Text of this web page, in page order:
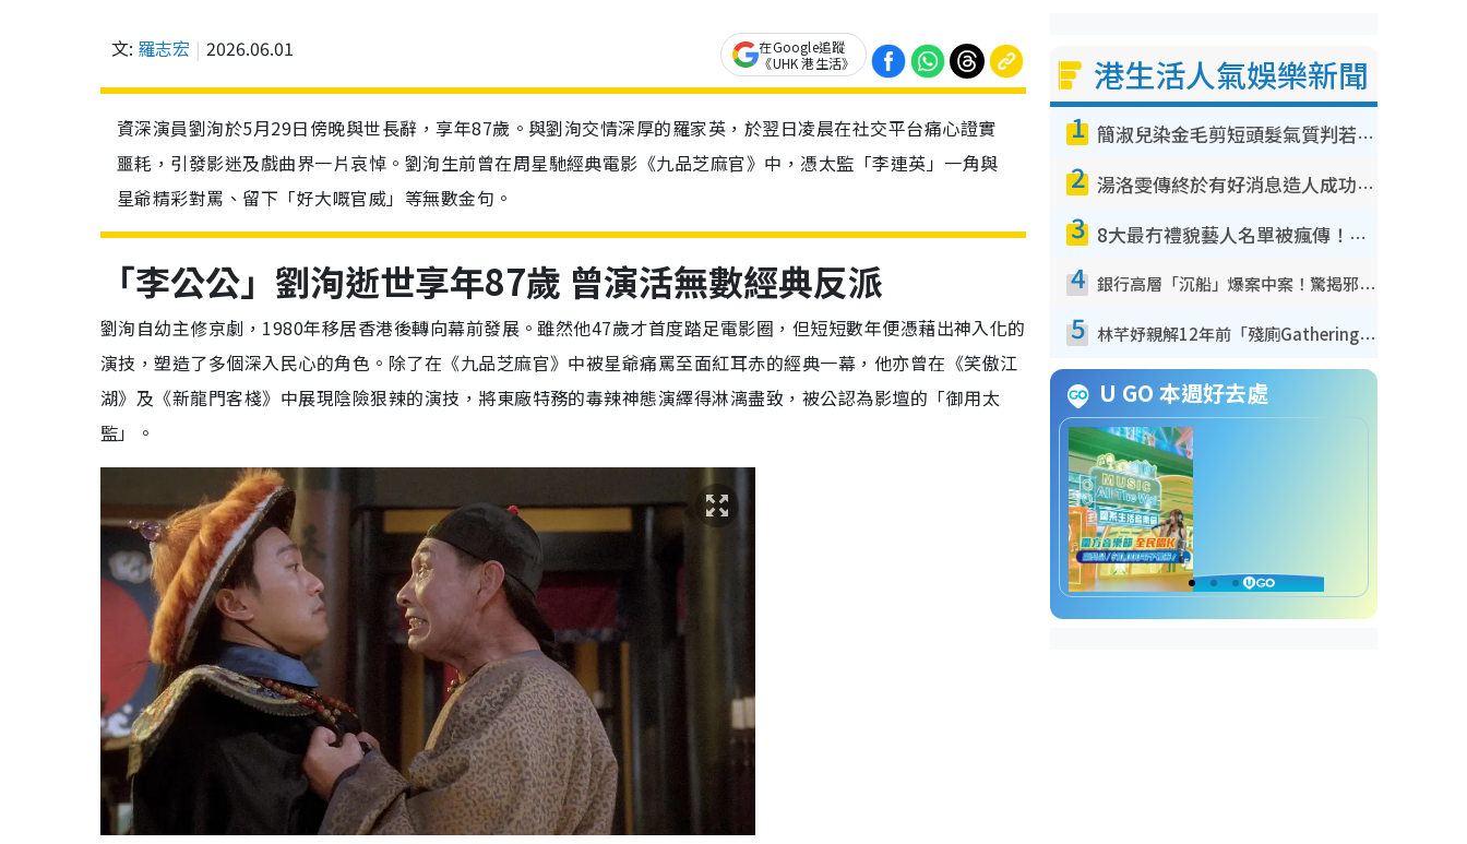
文: 羅志宏 2026.06.01
在Google追蹤
《UHK 港生活》
資深演員劉洵於5月29日傍晚與世長辭，享年87歲。與劉洵交情深厚的羅家英，於翌日凌晨在社交平台痛心證實
噩耗，引發影迷及戲曲界一片哀悼。劉洵生前曾在周星馳經典電影《九品芝麻官》中，憑太監「李連英」一角與
星爺精彩對罵、留下「好大嘅官威」等無數金句。
「李公公」劉洵逝世享年87歲 曾演活無數經典反派
劉洵自幼主修京劇，1980年移居香港後轉向幕前發展。雖然他47歲才首度踏足電影圈，但短短數年便憑藉出神入化的
演技，塑造了多個深入民心的角色。除了在《九品芝麻官》中被星爺痛罵至面紅耳赤的經典一幕，他亦曾在《笑傲江
湖》及《新龍門客棧》中展現陰險狠辣的演技，將東廠特務的毒辣神態演繹得淋漓盡致，被公認為影壇的「御用太
監」。
港生活人氣娛樂新聞
1 簡淑兒染金毛剪短頭髮氣質判若兩人！嚇壞老公麥大力都認唔出：「你做咩事？」
2 湯洛雯傳終於有好消息造人成功！兩大細節曝孕味極濃惹猜測：大肚婆先會咁！
3 8大最冇禮貌藝人名單被瘋傳！網民揭發明星真面目 一致數臭呢位係無品天花板？
4 銀行高層「沉船」爆案中案！驚揭邪教洗腦操控賣淫被吞600萬 幕後黑手講多錯多
5 林芊妤親解12年前「殘廁Gathering」真相！高層解約一句話重創尊嚴至今拒返TVB
U GO 本週好去處